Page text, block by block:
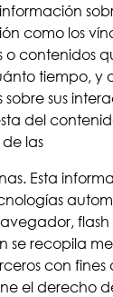
como los
contenidos
tiempo, y
sobre sus
del
las
Esta
flash
se recopila
con fines
el derecho